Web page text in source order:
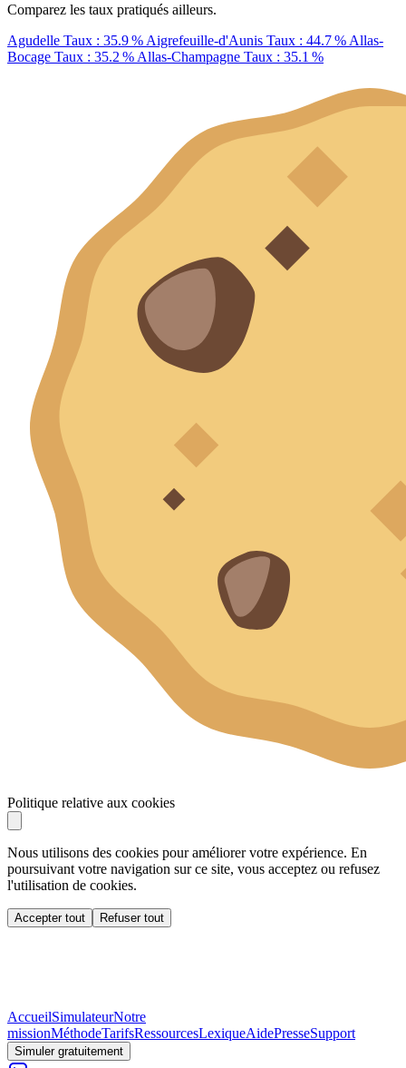
Comparez les taux pratiqués ailleurs.
Agudelle Taux : 35.9 % Aigrefeuille-d'Aunis Taux : 44.7 % Allas-
Bocage Taux : 35.2 % Allas-Champagne Taux : 35.1 %
Politique relative aux cookies
Nous utilisons des cookies pour améliorer votre expérience. En
poursuivant votre navigation sur ce site, vous acceptez ou refusez
l'utilisation de cookies.
Accepter tout Refuser tout
AccueilSimulateurNotre
missionMéthodeTarifsRessourcesLexiqueAidePresseSupport
Simuler gratuitement